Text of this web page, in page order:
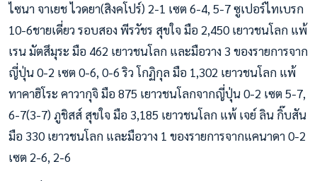
ไซนา จาเยช ไวดยา(สิงคโปร์) 2-1 เซต 6-4, 5-7 ซูเปอร์ไทเบรก
10-6ชายเดี่ยว รอบสอง พีรวัชร สุขใจ มือ 2,450 เยาวชนโลก แพ้
เรน มัตสึมุระ มือ 462 เยาวชนโลก และมือวาง 3 ของรายการจาก
ญี่ปุ่น 0-2 เซต 0-6, 0-6 ริว โกฏิกุล มือ 1,302 เยาวชนโลก แพ้
ทาคาฮิโระ คาวากุจิ มือ 875 เยาวชนโลกจากญี่ปุ่น 0-2 เซต 5-7,
6-7(3-7) ภูชิสส์ สุขใจ มือ 3,185 เยาวชนโลก แพ้ เจย์ ลิน กิ๊บสัน
มือ 330 เยาวชนโลก และมือวาง 1 ของรายการจากแคนาดา 0-2
เซต 2-6, 2-6